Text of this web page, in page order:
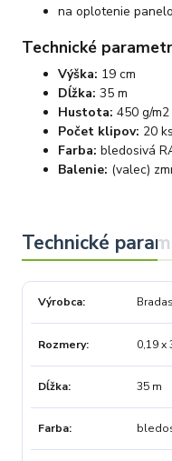
na oplotenie
Technické
Výška: 19 cm
Dĺžka: 35 m
Hustota: 450 g/m2
Počet klipov: 20 ks
Farba: bledosivá
Balenie: (valec)
Výrobca Bradas
Rozmery 0,19 x
Dĺžka 35 m
Farba